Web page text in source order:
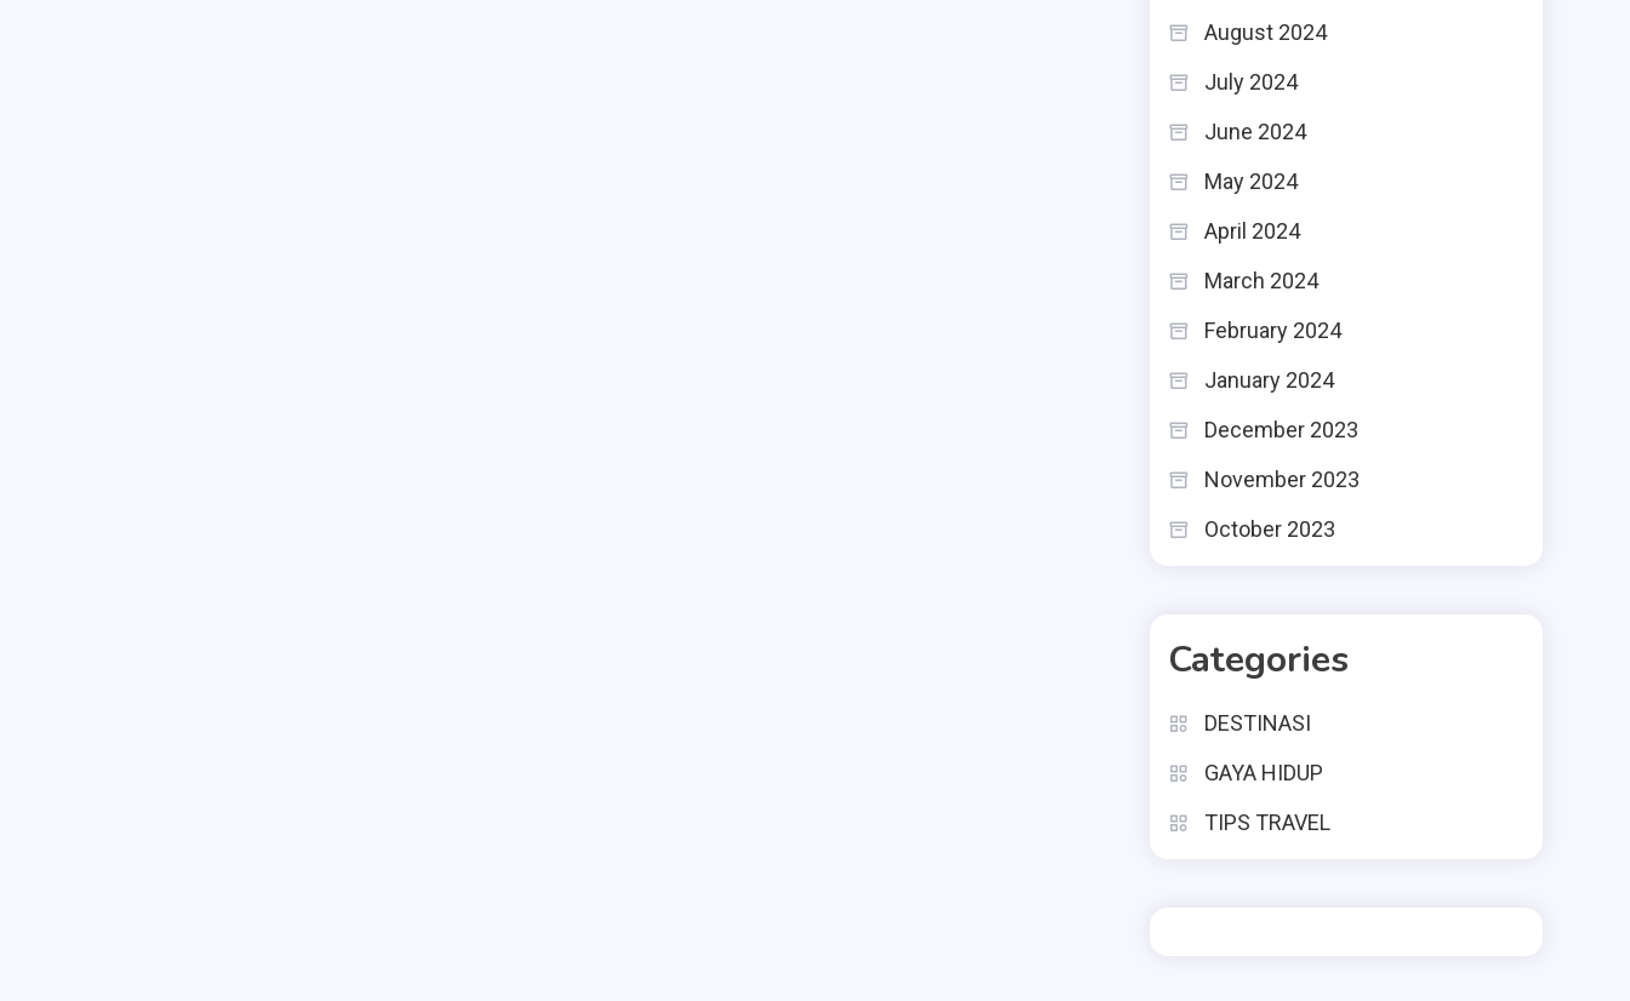
August 2024
July 2024
June 2024
May 2024
April 2024
March 2024
February 2024
January 2024
December 2023
November 2023
October 2023
Categories
DESTINASI
GAYA HIDUP
TIPS TRAVEL